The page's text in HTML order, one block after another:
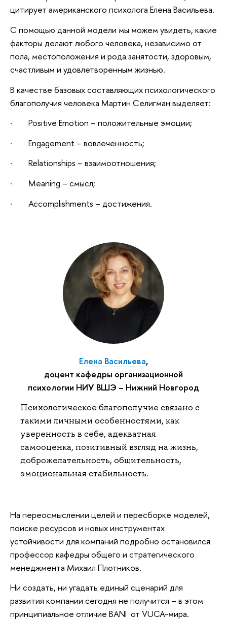
цитирует американского психолога Елена Васильева.
С помощью данной модели мы можем увидеть, какие
факторы делают любого человека, независимо от
пола, местоположения и рода занятости, здоровым,
счастливым и удовлетворенным жизнью.
В качестве базовых составляющих психологического
благополучия человека Мартин Селигман выделяет:
· Positive Emotion – положительные эмоции;
· Engagement – вовлеченность;
· Relationships – взаимоотношения;
· Meaning – смысл;
· Accomplishments – достижения.
Елена Васильева,
доцент кафедры организационной
психологии НИУ ВШЭ – Нижний Новгород
Психологическое благополучие связано с
такими личными особенностями, как
уверенность в себе, адекватная
самооценка, позитивный взгляд на жизнь,
доброжелательность, общительность,
эмоциональная стабильность.
На переосмыслении целей и пересборке моделей,
поиске ресурсов и новых инструментах
устойчивости для компаний подробно остановился
профессор кафедры общего и стратегического
менеджмента Михаил Плотников.
Ни создать, ни угадать единый сценарий для
развития компании сегодня не получится – в этом
принципиальное отличие BANI от VUCA-мира.